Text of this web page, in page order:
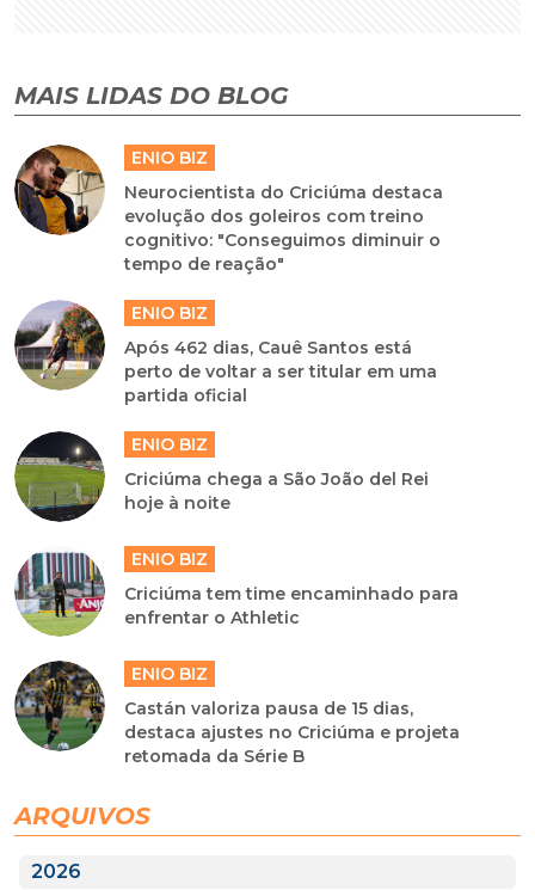
MAIS LIDAS DO BLOG
ENIO BIZ
Neurocientista do Criciúma destaca
evolução dos goleiros com treino
cognitivo: "Conseguimos diminuir o
tempo de reação"
ENIO BIZ
Após 462 dias, Cauê Santos está
perto de voltar a ser titular em uma
partida oficial
ENIO BIZ
Criciúma chega a São João del Rei
hoje à noite
ENIO BIZ
Criciúma tem time encaminhado para
enfrentar o Athletic
ENIO BIZ
Castán valoriza pausa de 15 dias,
destaca ajustes no Criciúma e projeta
retomada da Série B
ARQUIVOS
2026